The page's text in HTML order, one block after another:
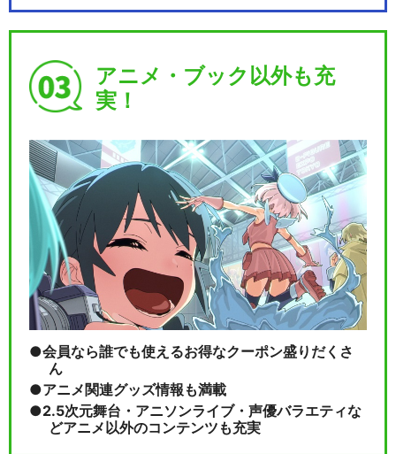
アニメ・ブック以外も充
実！
会員なら誰でも使えるお得なクーポン盛りだくさ
ん
アニメ関連グッズ情報も満載
2.5次元舞台・アニソンライブ・声優バラエティな
どアニメ以外のコンテンツも充実